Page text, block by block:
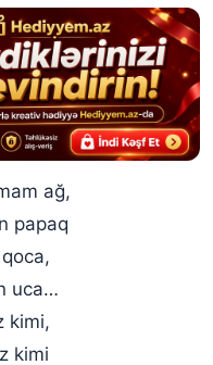
ağ,
papaq
uca…
kimi,
kimi